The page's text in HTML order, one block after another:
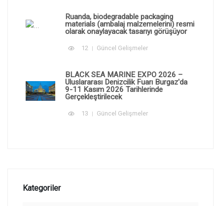
Ruanda, biodegradable packaging
materials (ambalaj malzemelerini) resmi
olarak onaylayacak tasarıyı görüşüyor
12 Güncel Gelişmeler
BLACK SEA MARINE EXPO 2026 –
Uluslararası Denizcilik Fuarı Burgaz'da
9-11 Kasım 2026 Tarihlerinde
Gerçekleştirilecek
13 Güncel Gelişmeler
Kategoriler